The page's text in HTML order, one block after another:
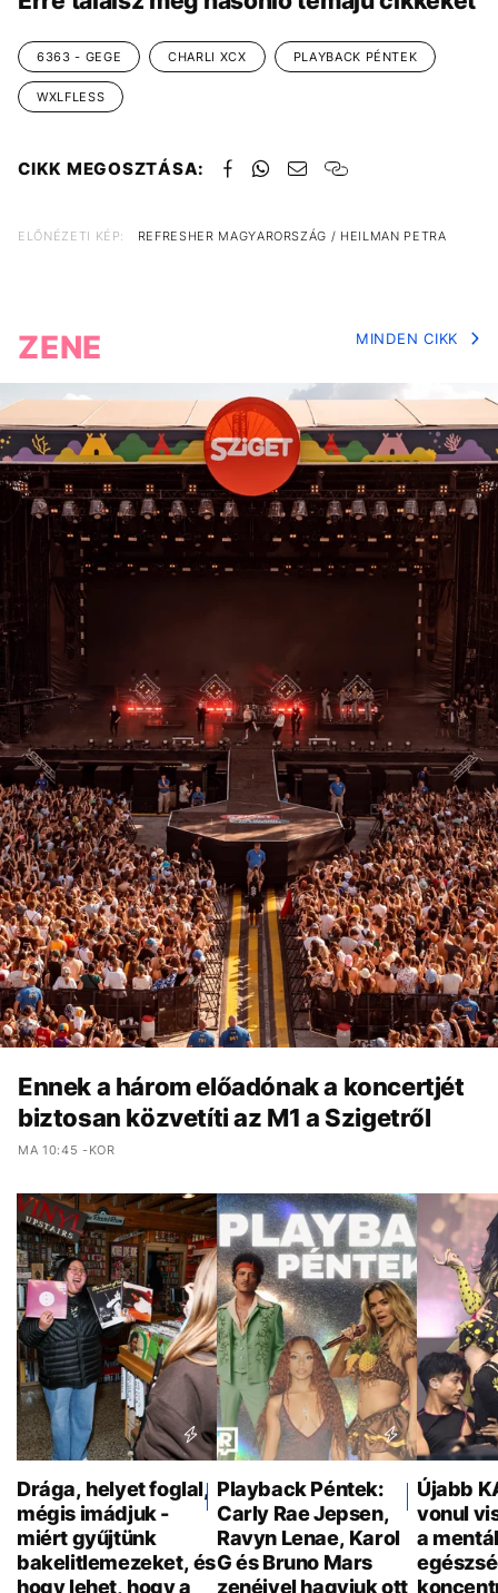
6363 - GEGE CHARLI XCX PLAYBACK PÉNTEK
WXLFLESS
CIKK MEGOSZTÁSA:
ELŐNÉZETI KÉP: REFRESHER MAGYARORSZÁG / HEILMAN PETRA
ZENE MINDEN CIKK
Ennek a három előadónak a koncertjét
biztosan közvetíti az M1 a Szigetről
MA 10:45 -KOR
Drága, helyet foglal,
mégis imádjuk -
miért gyűjtünk
bakelitlemezeket, és
hogy lehet, hogy a
Playback Péntek:
Carly Rae Jepsen,
Ravyn Lenae, Karol
G és Bruno Mars
zenéivel hagyjuk ott
Újabb
vonul
a